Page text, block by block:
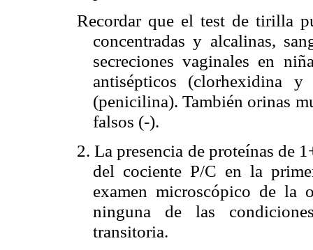
Recordar que el test de tirilla
concentradas y alcalinas,
secreciones vaginales en
antisépticos (clorhexidina
(penicilina). También orinas
falsos (-).
2. La presencia de proteínas de
del cociente P/C en la
examen microscópico de la
ninguna de las
transitoria.